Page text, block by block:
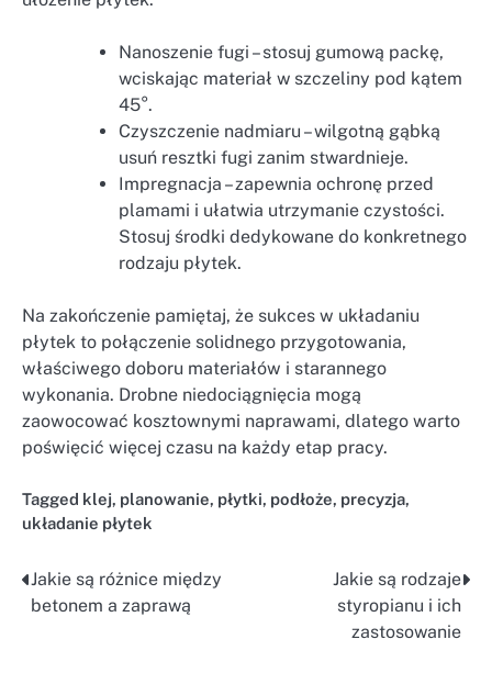
Nanoszenie fugi – stosuj gumową packę,
wciskając materiał w szczeliny pod kątem
45°.
Czyszczenie nadmiaru – wilgotną gąbką
usuń resztki fugi zanim stwardnieje.
Impregnacja – zapewnia ochronę przed
plamami i ułatwia utrzymanie czystości.
Stosuj środki dedykowane do konkretnego
rodzaju płytek.
Na zakończenie pamiętaj, że sukces w układaniu
płytek to połączenie solidnego przygotowania,
właściwego doboru materiałów i starannego
wykonania. Drobne niedociągnięcia mogą
zaowocować kosztownymi naprawami, dlatego warto
poświęcić więcej czasu na każdy etap pracy.
Tagged klej, planowanie, płytki, podłoże, precyzja,
układanie płytek
Nawigacja
Jakie są różnice między
betonem a zaprawą
Jakie są rodzaje
styropianu i ich
zastosowanie